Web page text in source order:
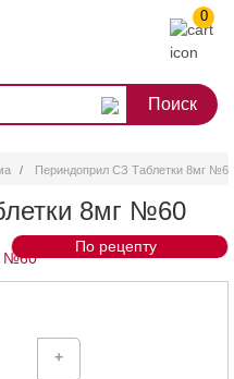
0
Периндоприл СЗ Таблетки 8мг №60
8мг №60
По рецепту
+